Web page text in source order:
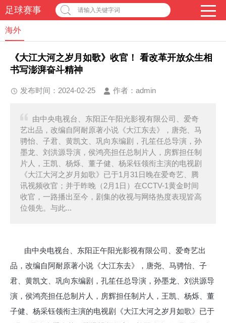
足球赛事 请输入关键字词
海外
《大江大河之岁月如歌》收官！ 看改革开放众生相
书写澎湃奋斗精神
发布时间：2024-02-25 作者： admin
由中央电视台、东阳正午阳光影视有限公司、爱奇
艺出品，改编自阿耐原著小说《大江东去》，唐尧、马
骋怡、子君、黄凯文、巩向东编剧，孔笙任总导演，孙
墨龙、刘洪源导演，侯鸿亮担任总制片人，房辉担任制
片人，王凯、杨烁、董子健、杨采钰领衔主演的电视剧
《大江大河之岁月如歌》已于1月31日晚在爱奇艺、腾
讯视频收官；并于昨晚（2月1日）在CCTV-1黄金时间
收官，一路播出至今，剧集的收视与网络热度表现皆高
位领先。与此...
由中央电视台、东阳正午阳光影视有限公司、爱奇艺出
品，改编自阿耐原著小说《大江东去》，唐尧、马骋怡、子
君、黄凯文、巩向东编剧，孔笙任总导演，孙墨龙、刘洪源导
演，侯鸿亮担任总制片人，房辉担任制片人，王凯、杨烁、董
子健、杨采钰领衔主演的电视剧《大江大河之岁月如歌》已于